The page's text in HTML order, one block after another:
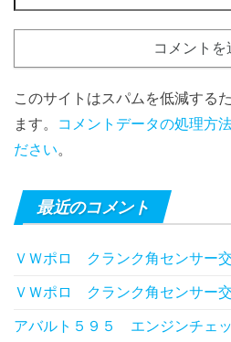
このサイトはスパムを低減する
ます。
コメントデータの処理方
ださい。
最近のコメント
ＶＷポロ クランク角センサー
ＶＷポロ クランク角センサー
アバルト５９５ エンジンチェ